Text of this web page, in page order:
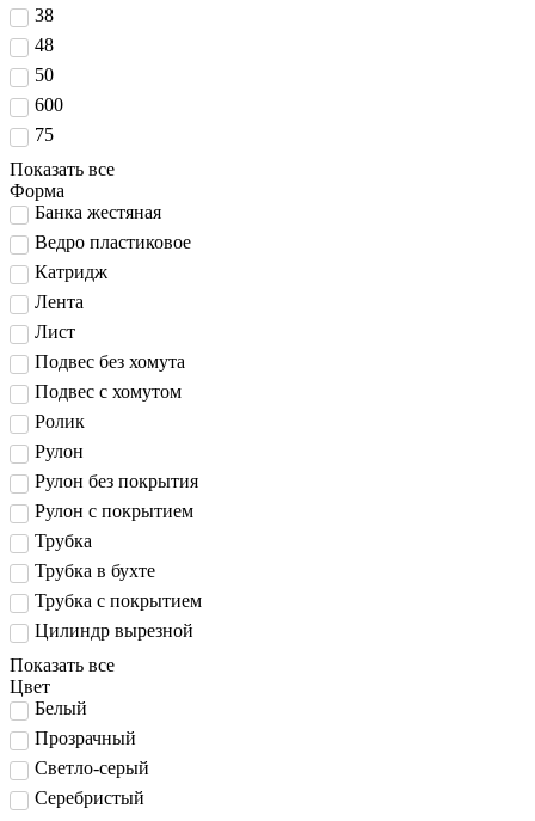
38
48
50
600
75
Показать все
Форма
Банка жестяная
Ведро пластиковое
Катридж
Лента
Лист
Подвес без хомута
Подвес с хомутом
Ролик
Рулон
Рулон без покрытия
Рулон с покрытием
Трубка
Трубка в бухте
Трубка с покрытием
Цилиндр вырезной
Показать все
Цвет
Белый
Прозрачный
Светло-серый
Серебристый